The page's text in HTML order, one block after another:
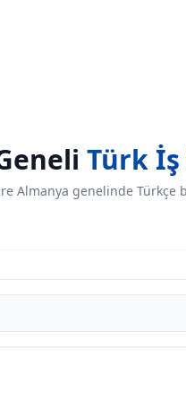
Türk İş
Almanya genelinde Türkçe